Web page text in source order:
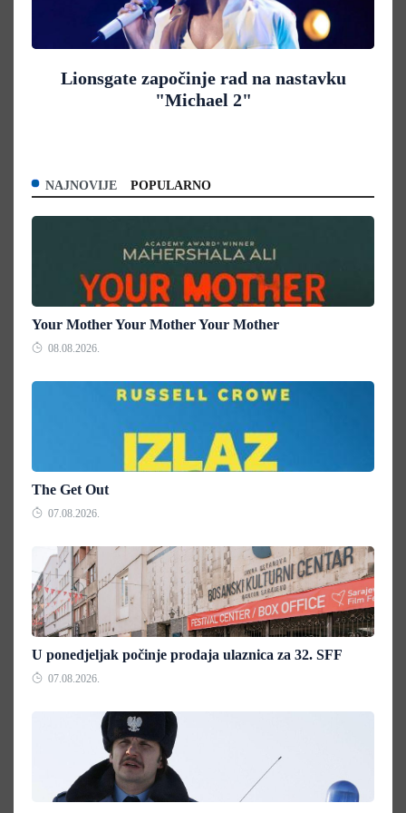
Lionsgate započinje rad na nastavku
"Michael 2"
NAJNOVIJE POPULARNO
Your Mother Your Mother Your Mother
08.08.2026.
The Get Out
07.08.2026.
U ponedjeljak počinje prodaja ulaznica za 32. SFF
07.08.2026.